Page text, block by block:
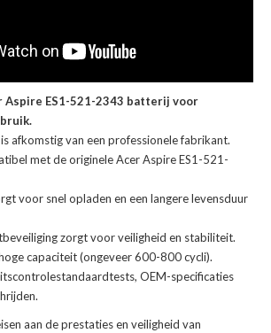
Aspire ES1-521-2343 batterij voor
afkomstig van een professionele fabrikant.
met deoriginele Acer Aspire ES1-521-
voor snel opladen en een langere levensduur
zorgt voor veiligheid en stabiliteit.
capaciteit (ongeveer 600-800 cycli).
OEM-specificaties
aan de prestaties en veiligheid van